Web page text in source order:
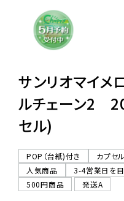
ご利用
サンリオマイメ
ルチェーン2
セル)
POP（台紙)付き
カプセ
人気商品
3-4営業日を
500円商品
発送A